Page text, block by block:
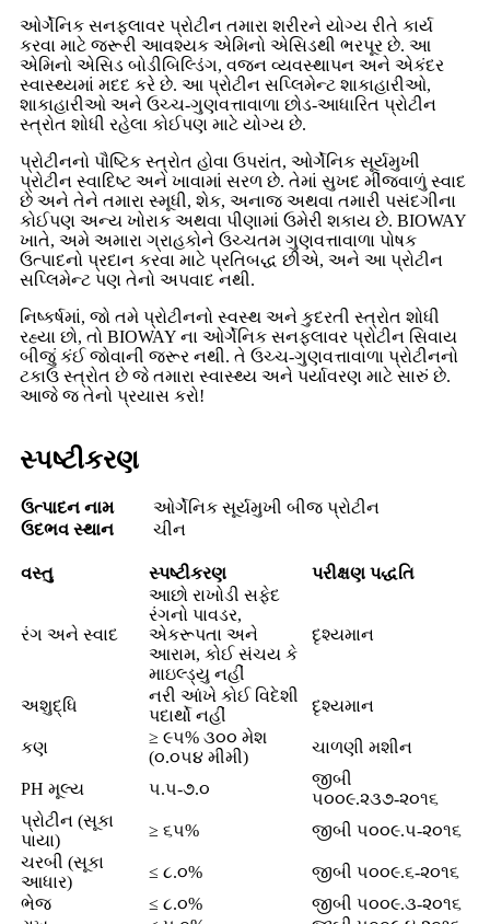
ઓર્ગેનિક સનફ્લાવર પ્રોટીન તમારા શરીરને યોગ્ય રીતે કાર્ય
કરવા માટે જરૂરી આવશ્યક એમિનો એસિડથી ભરપૂર છે. આ
એમિનો એસિડ બોડીબિલ્ડિંગ, વજન વ્યવસ્થાપન અને એકંદર
સ્વાસ્થ્યમાં મદદ કરે છે. આ પ્રોટીન સપ્લિમેન્ટ શાકાહારીઓ,
શાકાહારીઓ અને ઉચ્ચ-ગુણવત્તાવાળા છોડ-આધારિત પ્રોટીન
સ્ત્રોત શોધી રહેલા કોઈપણ માટે યોગ્ય છે.
પ્રોટીનનો પૌષ્ટિક સ્ત્રોત હોવા ઉપરાંત, ઓર્ગેનિક સૂર્યમુખી
પ્રોટીન સ્વાદિષ્ટ અને ખાવામાં સરળ છે. તેમાં સુખદ મીંજવાળું સ્વાદ
છે અને તેને તમારા સ્મૂધી, શેક, અનાજ અથવા તમારી પસંદગીના
કોઈપણ અન્ય ખોરાક અથવા પીણામાં ઉમેરી શકાય છે. BIOWAY
ખાતે, અમે અમારા ગ્રાહકોને ઉચ્ચતમ ગુણવત્તાવાળા પોષક
ઉત્પાદનો પ્રદાન કરવા માટે પ્રતિબદ્ધ છીએ, અને આ પ્રોટીન
સપ્લિમેન્ટ પણ તેનો અપવાદ નથી.
નિષ્કર્ષમાં, જો તમે પ્રોટીનનો સ્વસ્થ અને કુદરતી સ્ત્રોત શોધી
રહ્યા છો, તો BIOWAY ના ઓર્ગેનિક સનફ્લાવર પ્રોટીન સિવાય
બીજું કંઈ જોવાની જરૂર નથી. તે ઉચ્ચ-ગુણવત્તાવાળા પ્રોટીનનો
ટકાઉ સ્ત્રોત છે જે તમારા સ્વાસ્થ્ય અને પર્યાવરણ માટે સારું છે.
આજે જ તેનો પ્રયાસ કરો!
સ્પષ્ટીકરણ
ઉત્પાદન નામ
ઓર્ગેનિક સૂર્યમુખી બીજ પ્રોટીન
ઉદભવ સ્થાન
ચીન
વસ્તુ સ્પષ્ટીકરણ પરીક્ષણ પદ્ધતિ
રંગ અને સ્વાદ
આછો રાખોડી સફેદ
રંગનો પાવડર,
એકરૂપતા અને
આરામ, કોઈ સંચય કે
માઇલ્ડ્યુ નહીં
દૃશ્યમાન
અશુદ્ધિ
નરી આંખે કોઈ વિદેશી
પદાર્થો નહીં
દૃશ્યમાન
કણ
≥ ૯૫% ૩૦૦ મેશ
(૦.૦૫૪ મીમી)
ચાળણી મશીન
PH મૂલ્ય ૫.૫-૭.૦
જીબી
૫૦૦૯.૨૩૭-૨૦૧૬
પ્રોટીન (સૂકા
પાયા)
≥ ૬૫%
જીબી ૫૦૦૯.૫-૨૦૧૬
ચરબી (સૂકા
આધાર)
≤ ૮.૦%
જીબી ૫૦૦૯.૬-૨૦૧૬
ભેજ
≤ ૮.૦%
જીબી ૫૦૦૯.૩-૨૦૧૬